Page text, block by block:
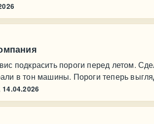
подкрасить пороги перед летом.
в тон машины. Пороги теперь
14.04.2026